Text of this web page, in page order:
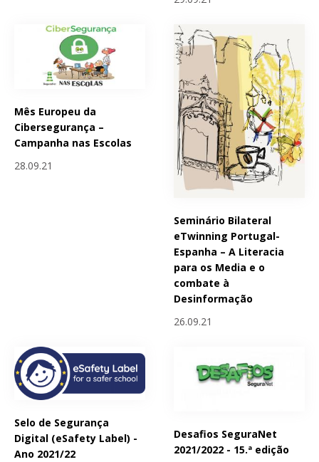
Mês Europeu da
Cibersegurança –
Campanha nas Escolas
28.09.21
Seminário Bilateral
eTwinning Portugal-
Espanha – A Literacia
para os Media e o
combate à
Desinformação
26.09.21
Selo de Segurança
Digital (eSafety Label) -
Ano 2021/22
Desafios SeguraNet
2021/2022 - 15.ª edição